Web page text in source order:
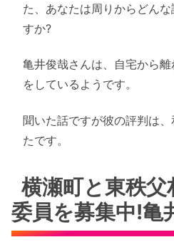
た、あなたは周りからどん
すか?
亀井俊哉さんは、自宅から
をしているようです。
聞いた話ですが彼の評判は
たです。
横瀬町と東秩
委員を募集中!亀